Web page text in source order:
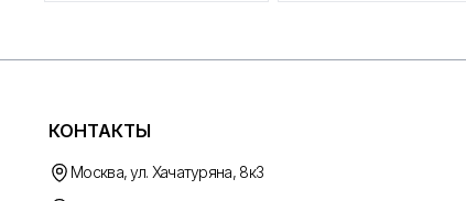
КОНТАКТЫ
Москва, ул. Хачатуряна, 8к3